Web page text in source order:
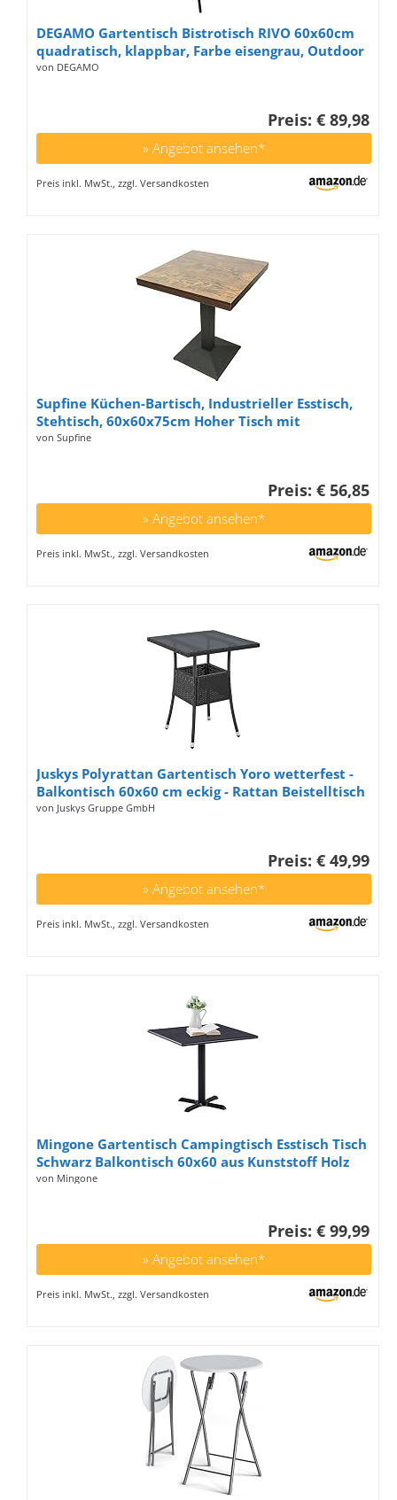
DEGAMO Gartentisch Bistrotisch RIVO 60x60cm
quadratisch, klappbar, Farbe eisengrau, Outdoor
von DEGAMO
Preis: € 89,98
» Angebot ansehen*
Preis inkl. MwSt., zzgl. Versandkosten
Supfine Küchen-Bartisch, Industrieller Esstisch,
Stehtisch, 60x60x75cm Hoher Tisch mit
Holzplatte, Bistrotisch für 1–4 Personen,
von Supfine
Preis: € 56,85
» Angebot ansehen*
Preis inkl. MwSt., zzgl. Versandkosten
Juskys Polyrattan Gartentisch Yoro wetterfest -
Balkontisch 60x60 cm eckig - Rattan Beistelltisch
mit Glasplatte - Kleiner Tisch für Balkon -
von Juskys Gruppe GmbH
Preis: € 49,99
» Angebot ansehen*
Preis inkl. MwSt., zzgl. Versandkosten
Mingone Gartentisch Campingtisch Esstisch Tisch
Schwarz Balkontisch 60x60 aus Kunststoff Holz
und Metaillbeine Wetterfest für Garten Terrasse
von Mingone
Preis: € 99,99
» Angebot ansehen*
Preis inkl. MwSt., zzgl. Versandkosten